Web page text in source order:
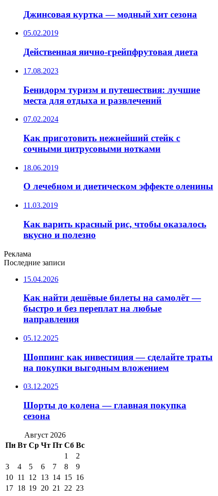
Джинсовая куртка — модный хит сезона
05.02.2019
Действенная яично-грейпфрутовая диета
17.08.2023
Бенидорм туризм и путешествия: лучшие
места для отдыха и развлечений
07.02.2024
Как приготовить нежнейший стейк с
сочными цитрусовыми нотками
18.06.2019
О лечебном и диетическом эффекте оленины
11.03.2019
Как варить красный рис, чтобы оказалось
вкусно и полезно
Реклама
Последние записи
15.04.2026
Как найти дешёвые билеты на самолёт —
быстро и без переплат на любые
направления
05.12.2025
Шоппинг как инвестиция — сделайте траты
на покупки выгодным вложением
03.12.2025
Шорты до колена — главная покупка
сезона
Август 2026
Пн Вт Ср Чт Пт Сб Вс
1
2
3
4 5 6 7 8
9
10 11 12 13 14 15 16
17 18 19 20 21 22 23